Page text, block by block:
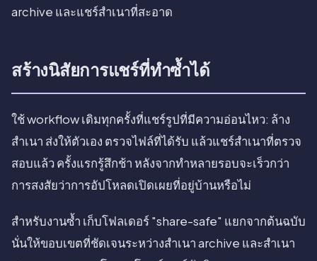
archive และแชร์สำเนาที่สะอาด
สร้างนิสัยการแชร์ที่ทำซ้ำได้
ใช้ workflow เดิมทุกครั้งที่แชร์รูปที่มีความอ่อนไหว: ล้าง
สำเนา ส่งให้ตัวเอง ตรวจไฟล์ที่ได้รับ แล้วแชร์สำเนาที่ตรวจ
สอบแล้ว ครั้งแรกรู้สึกช้า หลังจากทำหลายรอบจะเร็วกว่า
การสงสัยว่าการอัปโหลดเปิดเผยที่อยู่บ้านหรือไม่
สำหรับงานซ้ำ เก็บโฟลเดอร์ "share-safe" แยกจากต้นฉบับ
นั่นให้ขอบเขตที่ชัดเจนระหว่างสำเนา archive และสำเนา